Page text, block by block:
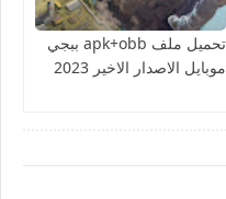
تحميل ملف apk+obb ببجي
موبايل الاصدار الاخير 2023